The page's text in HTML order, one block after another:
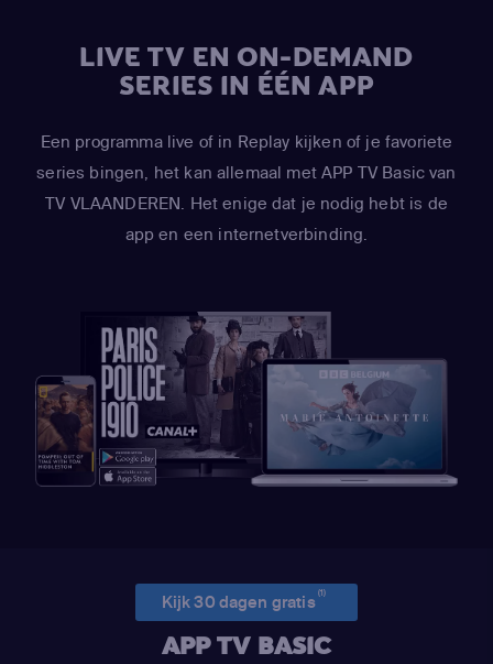
LIVE TV EN ON-DEMAND
SERIES IN ÉÉN APP
Een programma live of in Replay kijken of je favoriete
series bingen, het kan allemaal met APP TV Basic van
TV VLAANDEREN. Het enige dat je nodig hebt is de
app en een internetverbinding.
Kijk 30 dagen gratis(1)
APP TV BASIC